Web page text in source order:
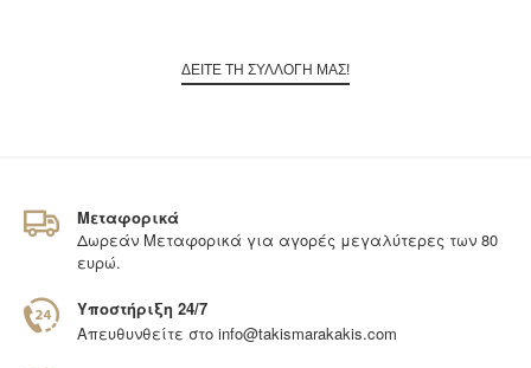
ΔΕΙΤΕ ΤΗ ΣΥΛΛΟΓΗ ΜΑΣ!
Μεταφορικά
Δωρεάν Μεταφορικά για αγορές μεγαλύτερες των 80
ευρώ.
Υποστήριξη 24/7
Απευθυνθείτε στο info@takismarakakis.com